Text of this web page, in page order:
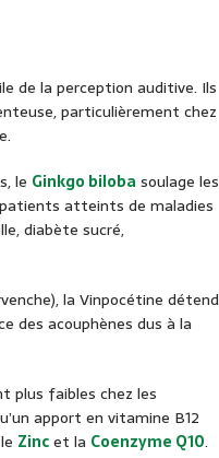
de la perception auditive. Ils
particulièrement chez
le Ginkgo biloba soulage les
atteints de maladies
diabète sucré,
la Vinpocétine détend
des acouphènes dus à la
plus faibles chez les
apport en vitamine B12
Zincet la Coenzyme Q10.